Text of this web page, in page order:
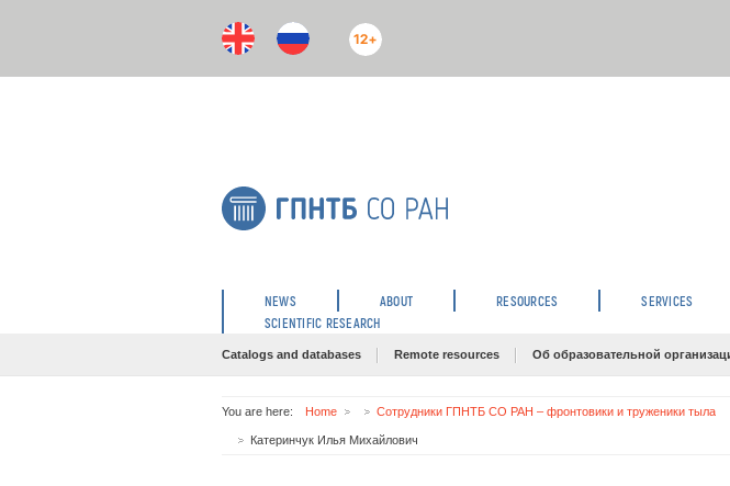
12+
NEWS ABOUT RESOURCES SERVICES
SCIENTIFIC RESEARCH
Catalogs and databases Remote resources Об образовательной
You are here: Home Сотрудники ГПНТБ СО РАН – фронтовики и труженики тыла
Катеринчук Илья Михайлович